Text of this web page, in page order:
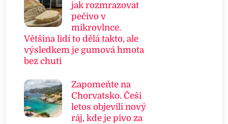
jak rozmrazovat
pečivo v
mikrovlnce.
Většina lidí to dělá takto, ale
výsledkem je gumová hmota
bez chuti
Zapomeňte na
Chorvatsko. Češi
letos objevili nový
ráj, kde je pivo za